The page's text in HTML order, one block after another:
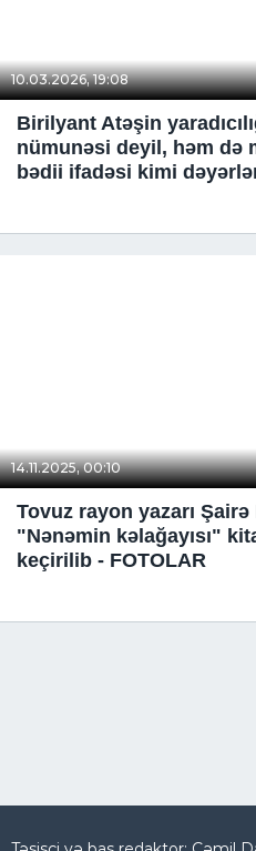
10.03.2026, 19:08
Birilyant Atəşin
nümunəsi deyil, həm də
bədii ifadəsi kimi
14.11.2025, 00:10
Tovuz rayon yazarı
"Nənəmin kəlağayısı"
keçirilib - FOTOLAR